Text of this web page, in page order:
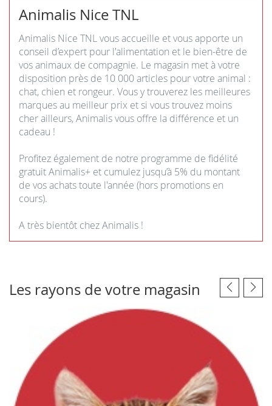
Animalis Nice TNL
Animalis Nice TNL vous accueille et vous apporte un
conseil d’expert pour l'alimentation et le bien-être de
vos animaux de compagnie. Le magasin met à votre
disposition près de 10 000 articles pour votre animal :
chat, chien et rongeur. Vous y trouverez les meilleures
marques au meilleur prix et si vous trouvez moins
cher ailleurs, Animalis vous offre la différence et un
cadeau !
Profitez également de notre programme de fidélité
gratuit Animalis+ et cumulez jusqu’à 5% du montant
de vos achats toute l'année (hors promotions en
cours).
A très bientôt chez Animalis !
Les rayons de votre magasin